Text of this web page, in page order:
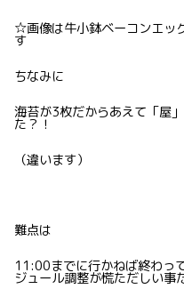
☆画像は牛小鉢ベーコンエッ
す
ちなみに
海苔が3枚だからあえて「屋
た？！
（違います）
難点は
11:00までに行かねば終わっ
ジュール調整が慌ただしい事